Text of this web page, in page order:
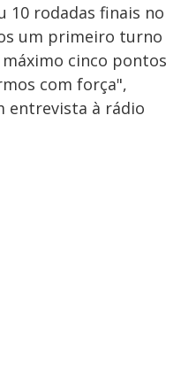
10 rodadas finais no
um primeiro turno
cinco pontos
com força",
entrevista à rádio